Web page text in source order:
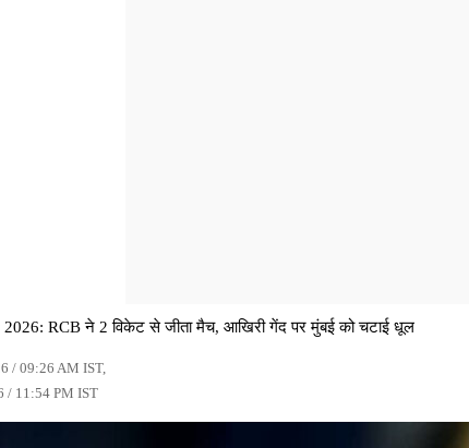
RCB ने 2 विकेट से जीता मैच, आखिरी गेंद पर मुंबई को चटाई धूल
/ 09:26 AM IST,
/ 11:54 PM IST